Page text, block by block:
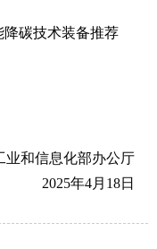
碳技术装备推荐
业和信息化部办公厅
2025年4月18日